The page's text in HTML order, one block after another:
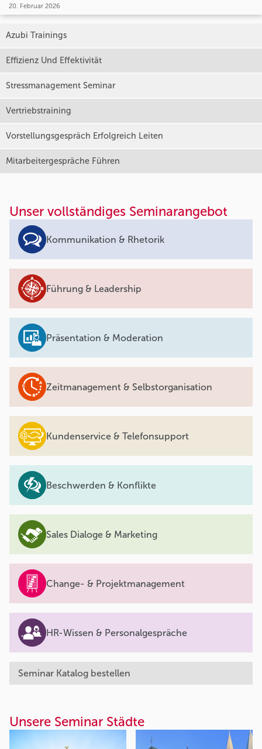
20. Februar 2026
Azubi Trainings
Effizienz Und Effektivität
Stressmanagement Seminar
Vertriebstraining
Vorstellungsgespräch Erfolgreich Leiten
Mitarbeitergespräche Führen
Unser vollständiges Seminarangebot
Kommunikation & Rhetorik
Führung & Leadership
Präsentation & Moderation
Zeitmanagement & Selbstorganisation
Kundenservice & Telefonsupport
Beschwerden & Konflikte
Sales Dialoge & Marketing
Change- & Projektmanagement
HR-Wissen & Personalgespräche
Seminar Katalog bestellen
Unsere Seminar Städte